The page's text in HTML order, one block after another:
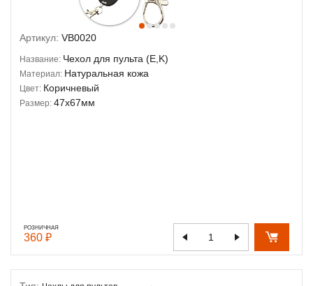
Артикул: VB0020
Название: Чехол для пульта (E,K)
Материал: Натуральная кожа
Цвет: Коричневый
Размер: 47х67мм
РОЗНИЧНАЯ
360 ₽